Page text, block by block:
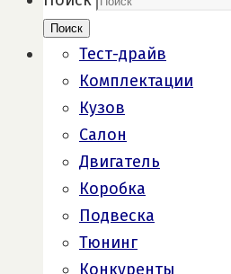
Поиск
Тест-драйв
Комплектации
Кузов
Салон
Двигатель
Коробка
Подвеска
Тюнинг
Конкуренты